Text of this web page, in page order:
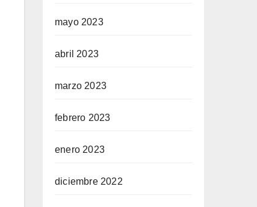
mayo 2023
abril 2023
marzo 2023
febrero 2023
enero 2023
diciembre 2022